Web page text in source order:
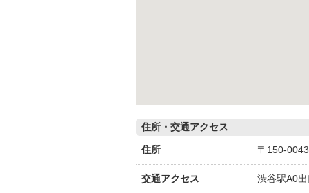
住所・交通アクセス
住所 〒150-
交通アクセス 渋谷駅A0